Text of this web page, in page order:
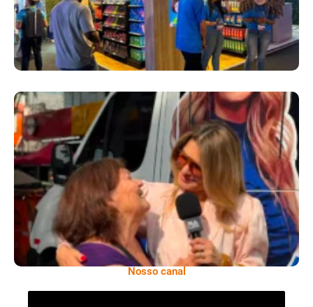
​Segurança Pública Lidera Queixas De
Moradores Do Rio Em Escuta Promovida Por
Antônia Fontenelle
Nosso canal